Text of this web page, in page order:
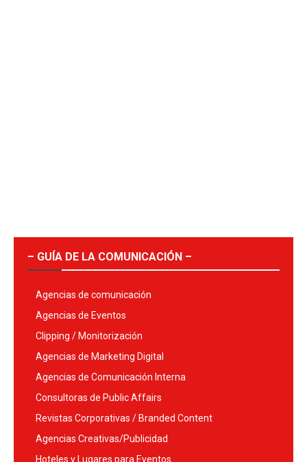
– GUÍA DE LA COMUNICACIÓN –
Agencias de comunicación
Agencias de Eventos
Clipping / Monitorización
Agencias de Marketing Digital
Agencias de Comunicación Interna
Consultoras de Public Affairs
Revistas Corporativas / Branded Content
Agencias Creativas/Publicidad
Hoteles y Lugares para Eventos